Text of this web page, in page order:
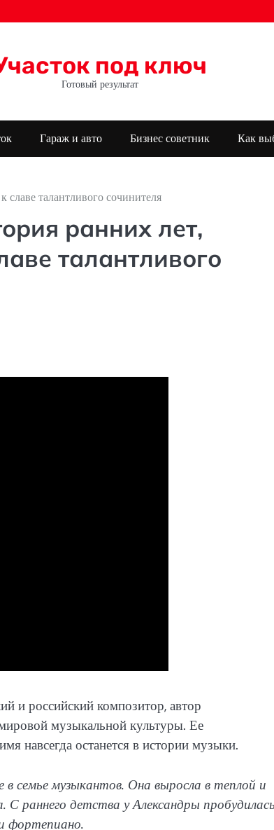
под ключ
Готовый результат
Гараж и авто Бизнес советник Как
талантливого сочинителя
ранних лет,
талантливого
и российский композитор, автор
музыкальной культуры. Ее
навсегда останется в истории музыки.
семье музыкантов. Она выросла в теплой и
раннего детства у Александры пробудилась
фортепиано.